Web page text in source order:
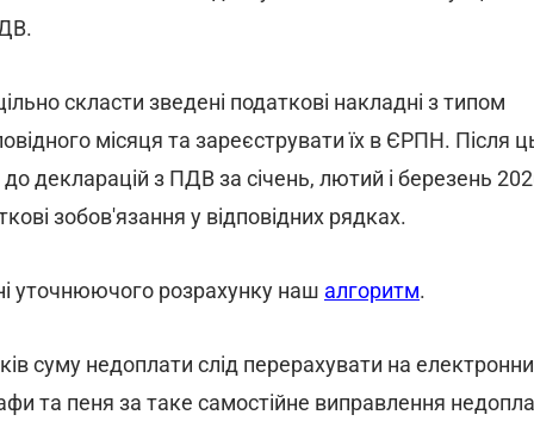
скласти зведені податкові накладні з типом
місяця та зареєструвати їх в ЄРПН. Після
декларацій з ПДВ за січень, лютий і березень
зобов'язання у відповідних рядках.
уточнюючого розрахунку наш алгоритм.
суму недоплати слід перерахувати на
та пеня за таке самостійне виправлення